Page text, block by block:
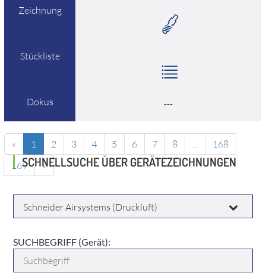
Zeichnung
Stückliste
Dokus ---
« 1 2 3 4 5 6 7 8 ...
168
169
»
SCHNELLSUCHE ÜBER GERÄTEZEICHNUNGEN
HERSTELLER:
SUCHBEGRIFF (Gerät):